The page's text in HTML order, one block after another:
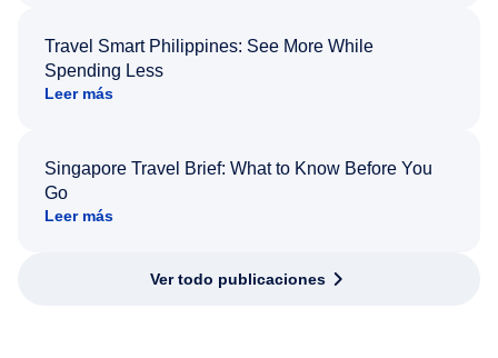
Travel Smart Philippines: See More While
Spending Less
Leer más
Singapore Travel Brief: What to Know Before You
Go
Leer más
Ver todo publicaciones